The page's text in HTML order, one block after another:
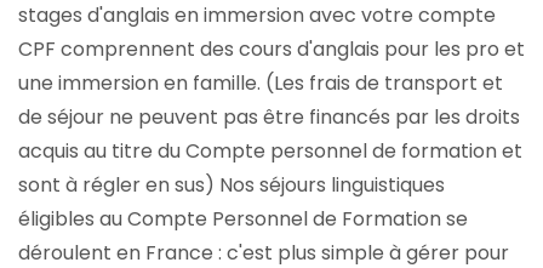
stages d'anglais en immersion avec votre compte
CPF comprennent des cours d'anglais pour les pro et
une immersion en famille. (Les frais de transport et
de séjour ne peuvent pas être financés par les droits
acquis au titre du Compte personnel de formation et
sont à régler en sus) Nos séjours linguistiques
éligibles au Compte Personnel de Formation se
déroulent en France : c'est plus simple à gérer pour